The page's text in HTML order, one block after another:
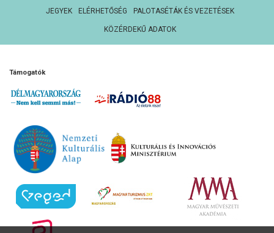
JEGYEK ELÉRHETŐSÉG PALOTASÉTÁK ÉS VEZETÉSEK
KÖZÉRDEKŰ ADATOK
Támogatók